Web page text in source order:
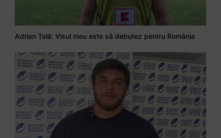
Adrian Țală: Visul meu este să debutez pentru România